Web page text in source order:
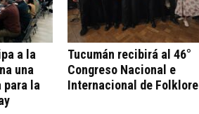
a la
una
la
Tucumán recibirá al 46°
Congreso Nacional e
Internacional de Folklore